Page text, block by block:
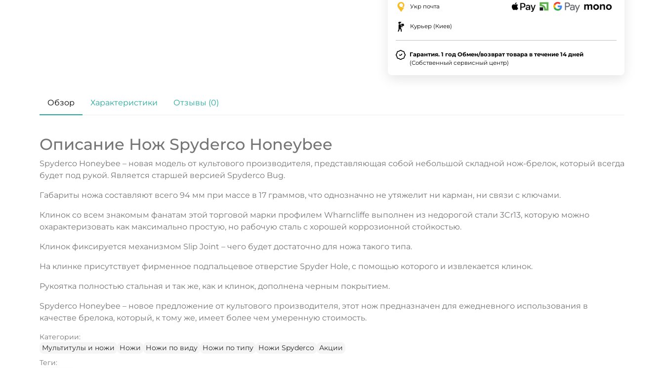
Укр почта
Курьер (Киев)
Гарантия. 1 год Обмен/возврат товара в течение 14 дней
(Собственный сервисный центр)
Обзор Характеристики Отзывы (0)
Описание Нож Spyderco Honeybee
Spyderco Honeybee – новая модель от культового производителя, представляющая собой небольшой складной нож-брелок, который всегда
будет под рукой. Является старшей версией Spyderco Bug.
Габариты ножа составляют всего 94 мм при массе в 17 граммов, что однозначно не утяжелит ни карман, ни связи с ключами.
Клинок со всем знакомым фанатам этой торговой марки профилем Wharncliffe выполнен из недорогой стали 3Cr13, которую можно
охарактеризовать как максимально простую, но рабочую сталь с хорошей коррозионной стойкостью.
Клинок фиксируется механизмом Slip Joint – чего будет достаточно для ножа такого типа.
На клинке присутствует фирменное подпальцевое отверстие Spyder Hole, с помощью которого и извлекается клинок.
Рукоятка полностью стальная и так же, как и клинок, дополнена черным покрытием.
Spyderco Honeybee – новое предложение от культового производителя, этот нож предназначен для ежедневного использования в
качестве брелока, который, к тому же, имеет более чем умеренную стоимость.
Категории:
Мультитулы и ножи
Ножи Ножи по виду Ножи по типу Ножи Spyderco
Акции
Теги:
ДА НЕТ